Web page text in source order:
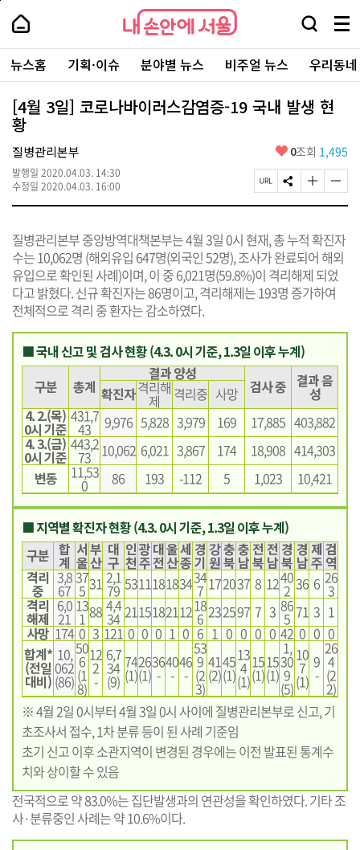
본
로
가
내
손
안
에
서
울
-
서
울
시
대
표
소
통
포
내
손
에
울
검
창
열
기
메
뉴
전
체
보
주
요
서
뉴스홈 기획·이슈 분야별 뉴스 비주얼 뉴스 우리동
[4월 3일] 코로나바이러스감염증-19 국내 발생 현
황
질병관리본부
발행일 2020.04.03. 14:30
수정일 2020.04.03. 16:00
좋
요
0조회 1,495
페
이
R
L
복
사
S
N
유
하
기
글
자
크
게
변
경
하
글
자
작
게
변
경
질병관리본부 중앙방역대책본부는 4월 3일 0시 현재, 총 누적 확진자
수는 10,062명 (해외유입 647명(외국인 52명), 조사가 완료되어 해외
유입으로 확인된 사례)이며, 이 중 6,021명(59.8%)이 격리해제 되었
다고 밝혔다. 신규 확진자는 86명이고, 격리해제는 193명 증가하여
전체적으로 격리 중 환자는 감소하였다.
■ 국내 신고 및 검사 현황 (4.3. 0시 기준, 1.3일 이후 누계)
구분
총계
결과 양성
검사 중 결과 음
성
확진자격리해
제 격리중 사망
4. 2.(목)
0시 기준
431,7
43 9,976 5,828 3,979 169 17,885 403,882
4. 3.(금)
0시 기준
443,2
73 10,062 6,021 3,867 174 18,908 414,303
변동
11,53
0 86 193 -112 5 1,023 10,421
■ 지역별 확진자 현황 (4.3. 0시 기준, 1.3일 이후 누계)
구분 합
계
서
울
부
산
대
구
인
천
광
주
대
전
울
산
세
종
경
기
강
원
충
북
충
남
전
북
전
남
경
북
경
남
제
주
검
역
격리
중
3,8
67
37
5 312,1
79 531118183434
7 172037 8 1240
2 36 6 26
3
격리
해제
6,0
21
13
1 884,4
34 211518211218
6 232597 7 3 86
5 71 3 1
사망 174 0 3 121 0 0 0 1 0 6 1 0 0 0 0 42 0 0 0
합계*
(전일
대비)
10,
062
(86)
50
6
(1
8)
12
2
-
6,7
34
(9)
74
(1)
26
(1)
36
-
40
-
46
-
53
9
(2
3)
41
(2)
45
(1)
13
4
(1)
15
(1)
15
(1)
1,
30
9
(5)
10
7
(1)
9
-
26
4
(2
2)
※ 4월 2일 0시부터 4월 3일 0시 사이에 질병관리본부로 신고, 기
초조사서 접수, 1차 분류 등이 된 사례 기준임
초기 신고 이후 소관지역이 변경된 경우에는 이전 발표된 통계수
치와 상이할 수 있음
전국적으로 약 83.0%는 집단발생과의 연관성을 확인하였다. 기타 조
사·분류중인 사례는 약 10.6%이다.
페
상
단
로